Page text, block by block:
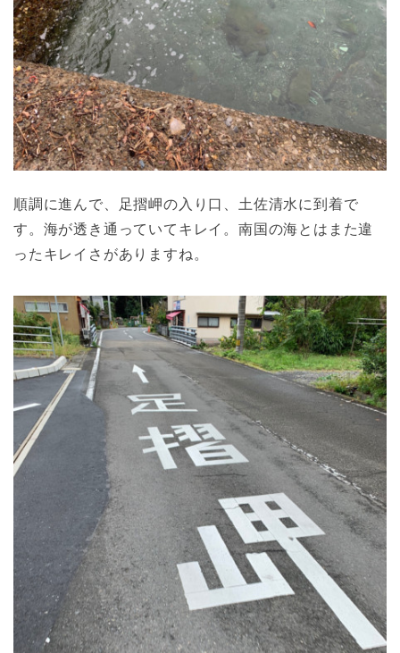
順調に進んで、足摺岬の入り口、土佐清水に到着で
す。海が透き通っていてキレイ。南国の海とはまた違
ったキレイさがありますね。